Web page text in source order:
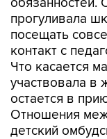
посещать
контакт с
Что касается
участвовала в
остается в
Отношения
детский
Покинув